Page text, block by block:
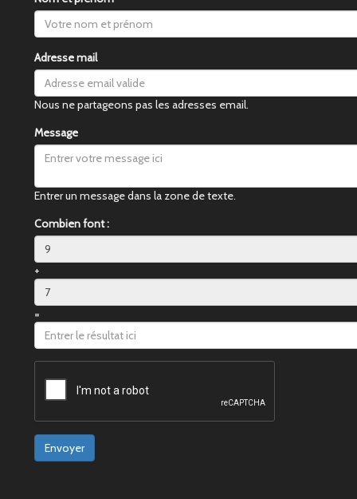
Adresse mail
Nous ne partageons pas les adresses email.
Message
Entrer un message dans la zone de texte.
Combien font :
+
=
Envoyer